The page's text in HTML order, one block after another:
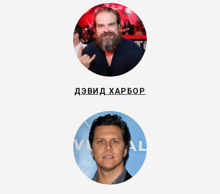
ДЭВИД ХАРБОР